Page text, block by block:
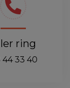
ring
44 33 40